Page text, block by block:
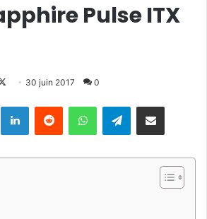
Pulse ITX
l
30 juin 2017 0
Telegram